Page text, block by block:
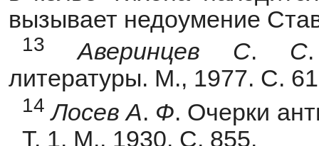
вызывает недоумение
13 Аверинцев С. С
литературы. М., 1977. С.
14 Лосев А. Ф. Очерки
Т. 1. М., 1930. С. 855.